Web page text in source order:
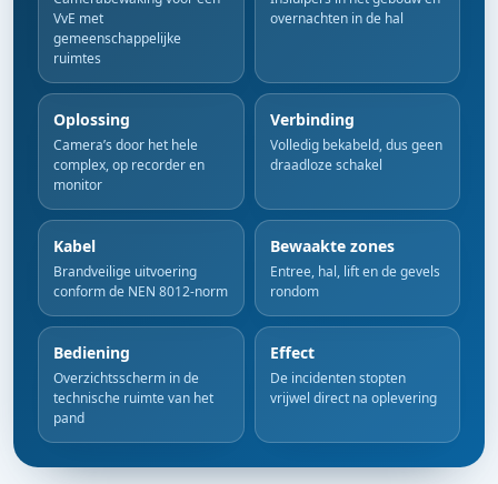
VvE met
gemeenschappelijke
ruimtes
overnachten in de hal
Oplossing
Camera’s door het hele
complex, op recorder en
monitor
Verbinding
Volledig bekabeld, dus geen
draadloze schakel
Kabel
Brandveilige uitvoering
conform de NEN 8012-norm
Bewaakte zones
Entree, hal, lift en de gevels
rondom
Bediening
Overzichtsscherm in de
technische ruimte van het
pand
Effect
De incidenten stopten
vrijwel direct na oplevering